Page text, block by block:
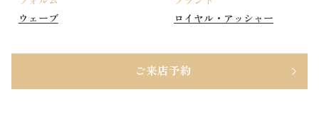
ウェーブ
ロイヤル・アッシャー
ご来店予約